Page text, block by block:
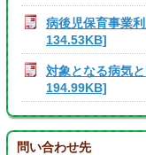
病後児保育事業
134.53KB]
対象となる病気
194.99KB]
問い合わせ先